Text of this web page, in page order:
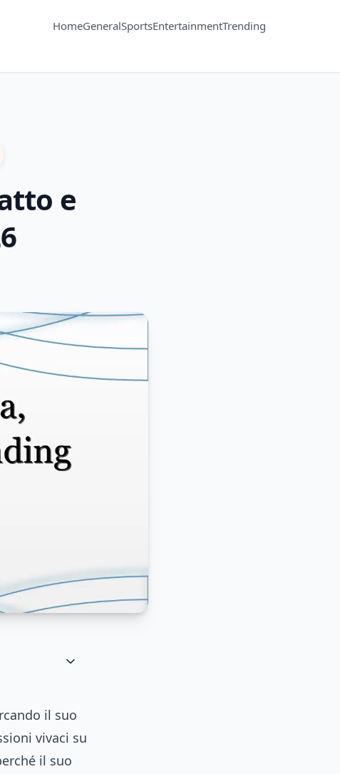
HomeGeneralSportsEntertainmentTrending
e
il suo
vivaci su
il suo